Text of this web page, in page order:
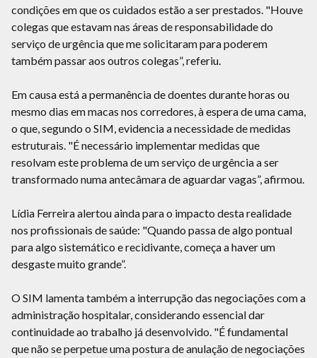
condições em que os cuidados estão a ser prestados. "Houve
colegas que estavam nas áreas de responsabilidade do
serviço de urgência que me solicitaram para poderem
também passar aos outros colegas”, referiu.
Em causa está a permanência de doentes durante horas ou
mesmo dias em macas nos corredores, à espera de uma cama,
o que, segundo o SIM, evidencia a necessidade de medidas
estruturais. "É necessário implementar medidas que
resolvam este problema de um serviço de urgência a ser
transformado numa antecâmara de aguardar vagas”, afirmou.
Lídia Ferreira alertou ainda para o impacto desta realidade
nos profissionais de saúde: "Quando passa de algo pontual
para algo sistemático e recidivante, começa a haver um
desgaste muito grande”.
O SIM lamenta também a interrupção das negociações com a
administração hospitalar, considerando essencial dar
continuidade ao trabalho já desenvolvido. "É fundamental
que não se perpetue uma postura de anulação de negociações